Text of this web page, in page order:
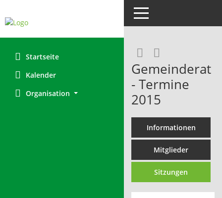
Startseite
Kalender
Organisation
Toggle navigation
Gemeinderat
- Termine
2015
Informationen
Mitglieder
Sitzungen